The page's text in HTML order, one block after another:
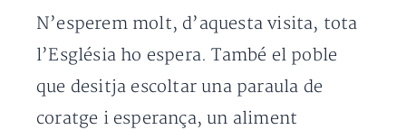
N’esperem molt, d’aquesta visita, tota
l’Església ho espera. També el poble
que desitja escoltar una paraula de
coratge i esperança, un aliment